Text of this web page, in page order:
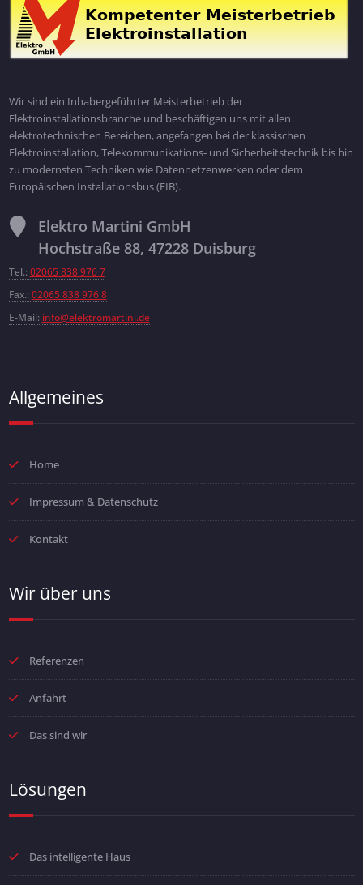
Wir sind ein Inhabergeführter Meisterbetrieb der
Elektroinstallationsbranche und beschäftigen uns mit allen
elektrotechnischen Bereichen, angefangen bei der klassischen
Elektroinstallation, Telekommunikations- und Sicherheitstechnik bis hin
zu modernsten Techniken wie Datennetzenwerken oder dem
Europäischen Installationsbus (EIB).
Elektro Martini GmbH
Hochstraße 88, 47228 Duisburg
Tel.: 02065 838 976 7
Fax.: 02065 838 976 8
E-Mail: info@elektromartini.de
Allgemeines
Home
Impressum & Datenschutz
Kontakt
Wir über uns
Referenzen
Anfahrt
Das sind wir
Lösungen
Das intelligente Haus